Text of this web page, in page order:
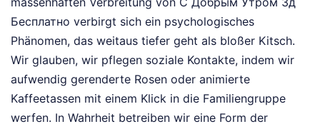
Бесплатно verbirgt sich ein psychologisches
Phänomen, das weitaus tiefer geht als bloßer Kitsch.
Wir glauben, wir pflegen soziale Kontakte, indem wir
aufwendig gerenderte Rosen oder animierte
Kaffeetassen mit einem Klick in die Familiengruppe
werfen. In Wahrheit betreiben wir eine Form der